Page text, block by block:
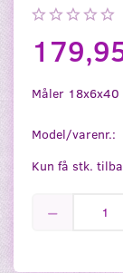
Måler 18x6x40
Model/varenr.:
Kun få stk.